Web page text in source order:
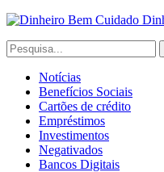
Notícias
Benefícios Sociais
Cartões de crédito
Empréstimos
Investimentos
Negativados
Bancos Digitais